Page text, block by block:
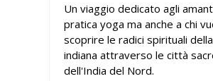
Un viaggio dedicato agli
pratica yoga ma anche a chi
scoprire le radici spirituali
indiana attraverso le città
dell'India del Nord.